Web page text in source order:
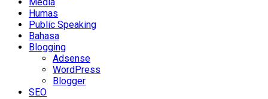
Humas
Public Speaking
Bahasa
Blogging
Adsense
WordPress
Blogger
SEO